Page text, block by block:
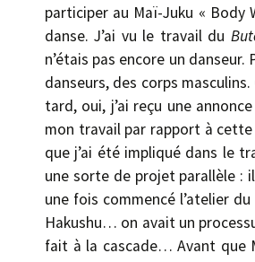
participer au Maï-Juku « Body
danse. J’ai vu le travail du
n’étais pas encore un
danseurs, des corps
tard, oui, j’ai reçu une
mon travail par rapport à cette
que j’ai été impliqué dans le
une sorte de projet parallèle :
une fois commencé l’atelier
Hakushu… on avait un
fait à la cascade… Avant que